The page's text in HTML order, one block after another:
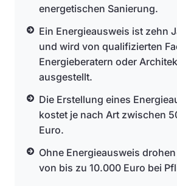
energetischen Sanierung.
Ein Energieausweis ist zehn
und wird von qualifizierten
Energieberatern oder
ausgestellt.
Die Erstellung eines
kostet je nach Art zwischen
Euro.
Ohne Energieausweis
von bis zu 10.000 Euro bei